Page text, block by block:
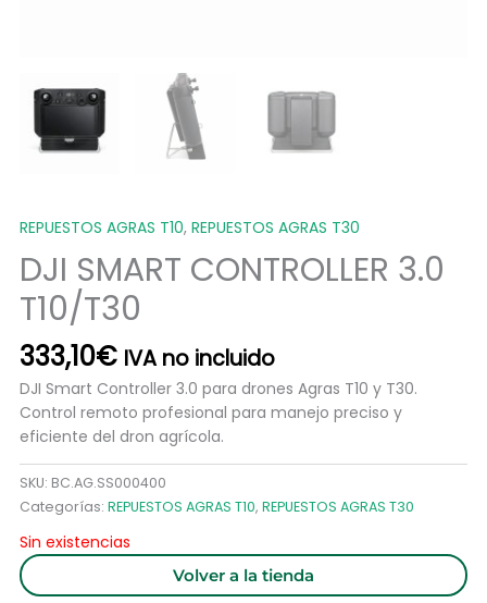
REPUESTOS AGRAS T10, REPUESTOS AGRAS T30
DJI SMART CONTROLLER 3.0
T10/T30
333,10€ IVA no incluido
DJI Smart Controller 3.0 para drones Agras T10 y T30.
Control remoto profesional para manejo preciso y
eficiente del dron agrícola.
SKU: BC.AG.SS000400
Categorías: REPUESTOS AGRAS T10, REPUESTOS AGRAS T30
Sin existencias
Volver a la tienda